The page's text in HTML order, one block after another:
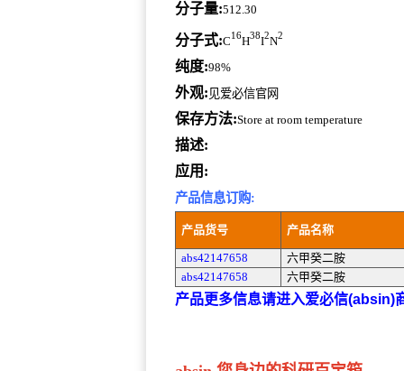
分子量:512.30
分子式:C16H38I2N2
纯度:98%
外观: 见爱必信官网
保存方法:Store at room temperature
描述:
应用:
产品信息订购:
产品货号 产品名称
abs42147658
六甲癸二胺
abs42147658
六甲癸二胺
产品更多信息请进入爱必信(absin)